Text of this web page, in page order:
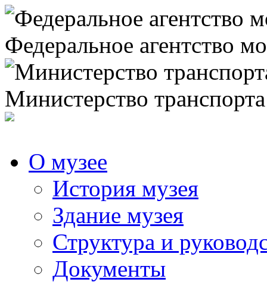
Федеральное агентство
Министерство
О музее
История музея
Здание музея
Структура и
Документы